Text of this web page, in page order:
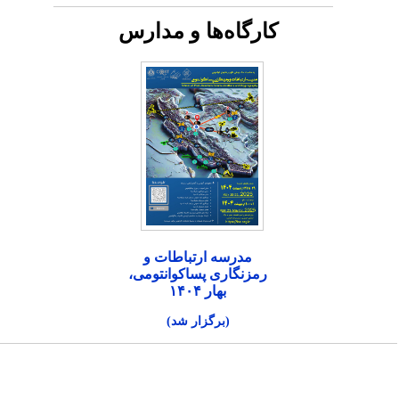
کارگاه‌ها و مدارس
مدرسه ارتباطات و
رمزنگاری پساکوانتومی،
بهار ۱۴۰۴
(برگزار شد)